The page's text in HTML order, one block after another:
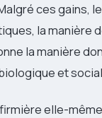
ces gains,
la manière
la manière
et
elle-